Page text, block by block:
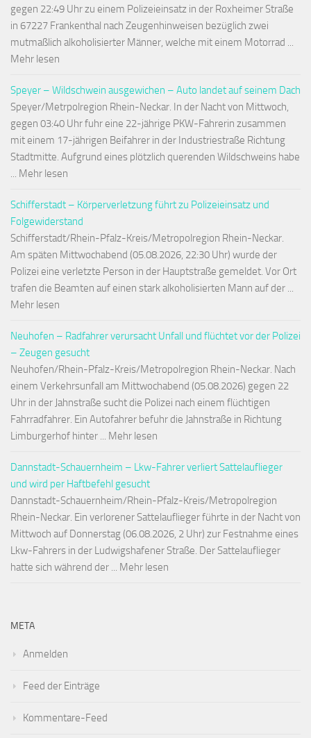
gegen 22:49 Uhr zu einem Polizeieinsatz in der Roxheimer Straße
in 67227 Frankenthal nach Zeugenhinweisen bezüglich zwei
mutmaßlich alkoholisierter Männer, welche mit einem Motorrad ...
Mehr lesen
Speyer – Wildschwein ausgewichen – Auto landet auf seinem Dach
Speyer/Metrpolregion Rhein-Neckar. In der Nacht von Mittwoch,
gegen 03:40 Uhr fuhr eine 22-jährige PKW-Fahrerin zusammen
mit einem 17-jährigen Beifahrer in der Industriestraße Richtung
Stadtmitte. Aufgrund eines plötzlich querenden Wildschweins habe
... Mehr lesen
Schifferstadt – Körperverletzung führt zu Polizeieinsatz und
Folgewiderstand
Schifferstadt/Rhein-Pfalz-Kreis/Metropolregion Rhein-Neckar.
Am späten Mittwochabend (05.08.2026, 22:30 Uhr) wurde der
Polizei eine verletzte Person in der Hauptstraße gemeldet. Vor Ort
trafen die Beamten auf einen stark alkoholisierten Mann auf der ...
Mehr lesen
Neuhofen – Radfahrer verursacht Unfall und flüchtet vor der Polizei
– Zeugen gesucht
Neuhofen/Rhein-Pfalz-Kreis/Metropolregion Rhein-Neckar. Nach
einem Verkehrsunfall am Mittwochabend (05.08.2026) gegen 22
Uhr in der Jahnstraße sucht die Polizei nach einem flüchtigen
Fahrradfahrer. Ein Autofahrer befuhr die Jahnstraße in Richtung
Limburgerhof hinter ... Mehr lesen
Dannstadt-Schauernheim – Lkw-Fahrer verliert Sattelauflieger
und wird per Haftbefehl gesucht
Dannstadt-Schauernheim/Rhein-Pfalz-Kreis/Metropolregion
Rhein-Neckar. Ein verlorener Sattelauflieger führte in der Nacht von
Mittwoch auf Donnerstag (06.08.2026, 2 Uhr) zur Festnahme eines
Lkw-Fahrers in der Ludwigshafener Straße. Der Sattelauflieger
hatte sich während der ... Mehr lesen
META
Anmelden
Feed der Einträge
Kommentare-Feed